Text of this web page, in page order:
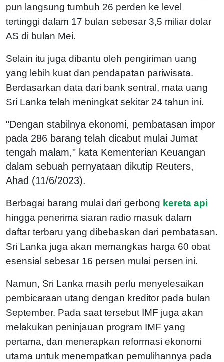
pun langsung tumbuh 26 perden ke level
tertinggi dalam 17 bulan sebesar 3,5 miliar dolar
AS di bulan Mei.
Selain itu juga dibantu oleh pengiriman uang
yang lebih kuat dan pendapatan pariwisata.
Berdasarkan data dari bank sentral, mata uang
Sri Lanka telah meningkat sekitar 24 tahun ini.
"Dengan stabilnya ekonomi, pembatasan impor
pada 286 barang telah dicabut mulai Jumat
tengah malam," kata Kementerian Keuangan
dalam sebuah pernyataan dikutip Reuters,
Ahad (11/6/2023).
Berbagai barang mulai dari gerbong kereta api
hingga penerima siaran radio masuk dalam
daftar terbaru yang dibebaskan dari pembatasan.
Sri Lanka juga akan memangkas harga 60 obat
esensial sebesar 16 persen mulai persen ini.
Namun, Sri Lanka masih perlu menyelesaikan
pembicaraan utang dengan kreditor pada bulan
September. Pada saat tersebut IMF juga akan
melakukan peninjauan program IMF yang
pertama, dan menerapkan reformasi ekonomi
utama untuk menempatkan pemulihannya pada